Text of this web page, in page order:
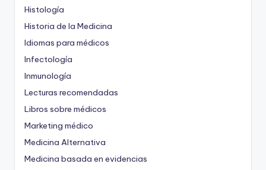
Histología
Historia de la Medicina
Idiomas para médicos
Infectología
Inmunología
Lecturas recomendadas
Libros sobre médicos
Marketing médico
Medicina Alternativa
Medicina basada en evidencias